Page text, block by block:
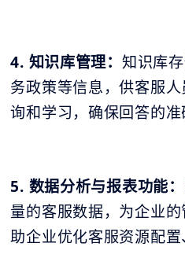
4. 知识库管理： 知识库
务政策等信息，供客服
询和学习，确保回答的准
5. 数据分析与报表功能：
量的客服数据，为企业
助企业优化客服资源配置